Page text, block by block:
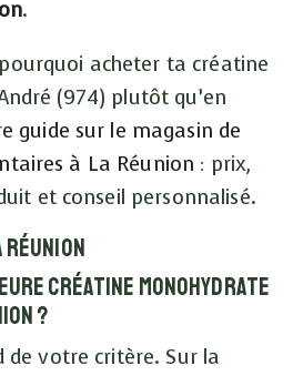
.
acheter ta créatine
(974) plutôt qu’en
guide sur le magasin de
à La Réunion : prix,
et conseil personnalisé.
Réunion
créatine monohydrate
?
de votre critère. Sur la